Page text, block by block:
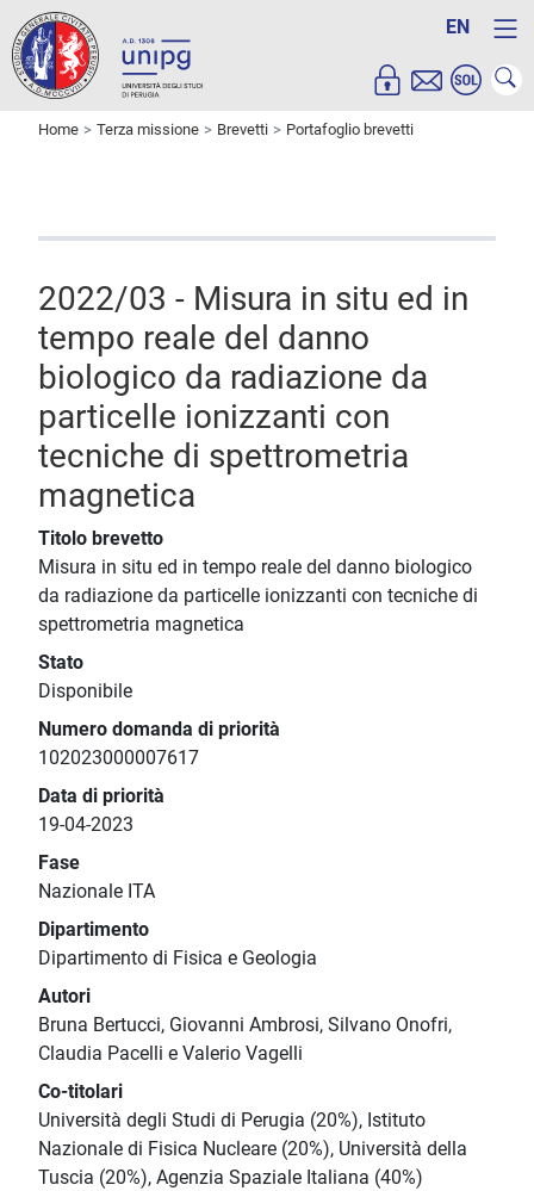
EN
Home Terza missione Brevetti Portafoglio brevetti
2022/03 - Misura in situ ed in
tempo reale del danno
biologico da radiazione da
particelle ionizzanti con
tecniche di spettrometria
magnetica
Titolo brevetto
Misura in situ ed in tempo reale del danno biologico
da radiazione da particelle ionizzanti con tecniche di
spettrometria magnetica
Stato
Disponibile
Numero domanda di priorità
102023000007617
Data di priorità
19-04-2023
Fase
Nazionale ITA
Dipartimento
Dipartimento di Fisica e Geologia
Autori
Bruna Bertucci, Giovanni Ambrosi, Silvano Onofri,
Claudia Pacelli e Valerio Vagelli
Co-titolari
Università degli Studi di Perugia (20%), Istituto
Nazionale di Fisica Nucleare (20%), Università della
Tuscia (20%), Agenzia Spaziale Italiana (40%)